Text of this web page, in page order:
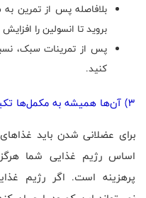
بلافاصله پس از تمرین
بروید تا انسولین را
کنید.
3) آن‌ها همیشه به مکمل‌ها تکیه نمی‌کنند
برای عضلانی شدن باید
اساس رژیم غذایی شما
پرهزینه است. اگر رژیم